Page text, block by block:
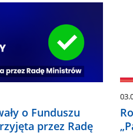
o Funduszu
przez Radę